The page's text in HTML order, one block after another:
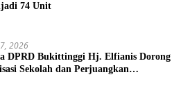
74 Unit
2026
DPRD Bukittinggi Hj. Elfianis Dorong
Sekolah dan Perjuangkan